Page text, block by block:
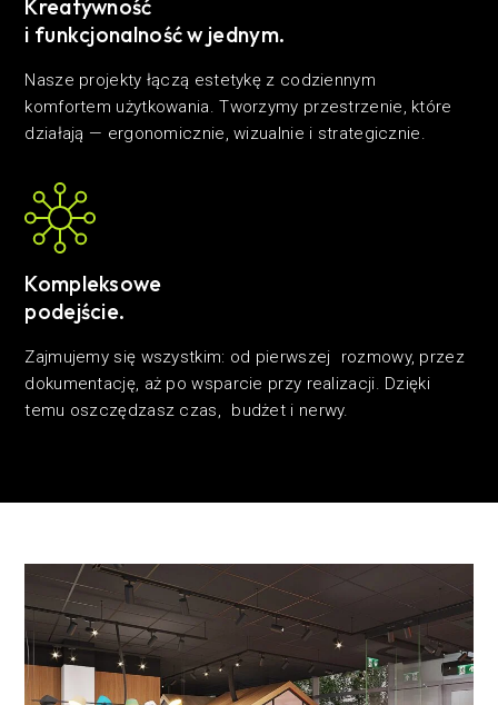
Kreatywność
i funkcjonalność w jednym.
Nasze projekty łączą estetykę z codziennym
komfortem użytkowania. Tworzymy przestrzenie, które
działają — ergonomicznie, wizualnie i strategicznie.
Kompleksowe
podejście.
Zajmujemy się wszystkim: od pierwszej rozmowy, przez
dokumentację, aż po wsparcie przy realizacji. Dzięki
temu oszczędzasz czas, budżet i nerwy.